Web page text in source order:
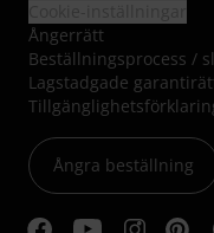
Ångerrätt
Beställningsprocess /
Lagstadgade
Ångra beställning